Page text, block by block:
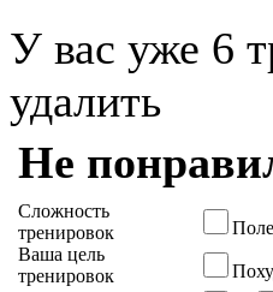
У вас уже 6
удалить
Не
Сложность
тренировок
Ваша цель
тренировок